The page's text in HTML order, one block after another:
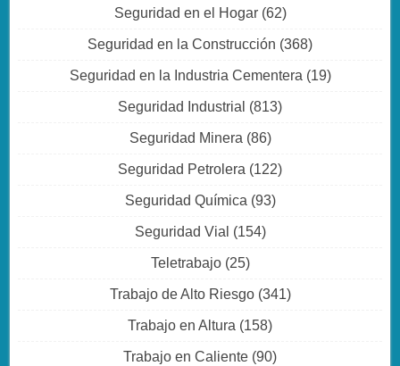
Seguridad en el Hogar(62)
Seguridad en la Construcción (368)
Seguridad en la Industria Cementera (19)
Seguridad Industrial (813)
Seguridad Minera (86)
Seguridad Petrolera (122)
Seguridad Química (93)
Seguridad Vial (154)
Teletrabajo(25)
Trabajo de Alto Riesgo(341)
Trabajo en Altura (158)
Trabajo en Caliente (90)